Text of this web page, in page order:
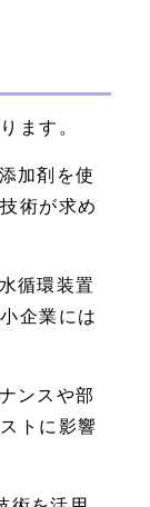
ます。
加剤を使
術が求め
循環装置
企業には
ンスや部
トに影響